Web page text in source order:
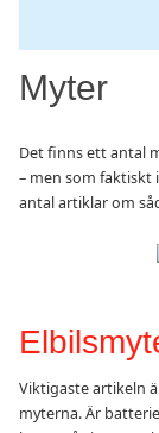
Myter
Det finns ett antal
– men som faktiskt
antal artiklar om
Viktigaste artikeln
myterna. Är